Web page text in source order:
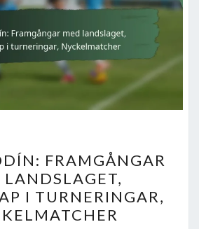
GODÍN:
FRAMGÅNGAR
MED
LANDSLAGET,
FRAMGÅNGAR
LANDSLAGET,
I TURNERINGAR,